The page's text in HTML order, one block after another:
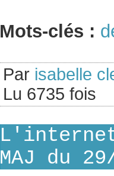
Mots-clés :
Par isabelle
Lu 6735 fois
MAJ du